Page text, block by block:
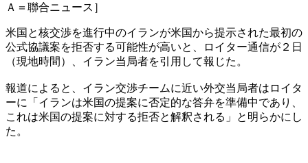
Ａ＝聯合ニュース］
米国と核交渉を進行中のイランが米国から提示された最初の
公式協議案を拒否する可能性が高いと、ロイター通信が２日
（現地時間）、イラン当局者を引用して報じた。
報道によると、イラン交渉チームに近い外交当局者はロイタ
ーに「イランは米国の提案に否定的な答弁を準備中であり、
これは米国の提案に対する拒否と解釈される」と明らかにし
た。